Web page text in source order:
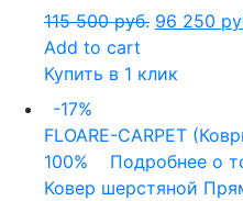
115 500руб. 96 250
Add to cart
Купить в 1 клик
-17%
FLOARE-CARPET
100%
Подробнее о
Ковер шерстяной